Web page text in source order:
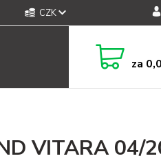
CZK
za
VITARA 04/